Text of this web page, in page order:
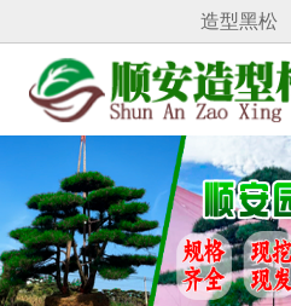
造型黑松